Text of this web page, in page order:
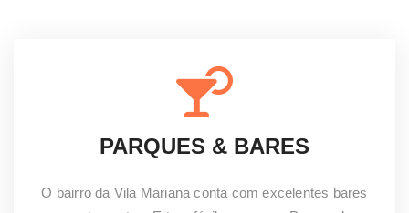
PARQUES & BARES
O bairro da Vila Mariana conta com excelentes bares